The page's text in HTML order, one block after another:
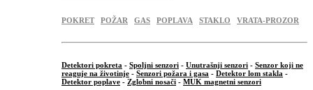
POKRET POŽAR GAS POPLAVA STAKLO VRATA-PROZOR
Detektori pokreta - Spoljni senzori - Unutrašnji senzori - Senzor koji ne
reaguje na životinje - Senzori požara i gasa - Detektor lom stakla -
Detektor poplave - Zglobni nosači - MUK magnetni senzori